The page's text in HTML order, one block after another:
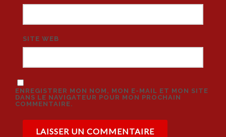
SITE WEB
ENREGISTRER MON NOM, MON E-MAIL ET MON SITE
DANS LE NAVIGATEUR POUR MON PROCHAIN
COMMENTAIRE.